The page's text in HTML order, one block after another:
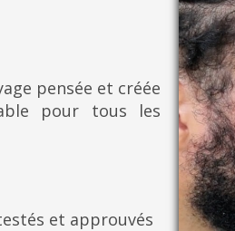
pensée et créée
pour tous les
et approuvés